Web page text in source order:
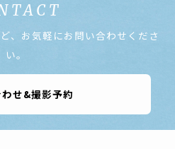
、お気軽にお問い合わせくださ
い。
せ&撮影予約